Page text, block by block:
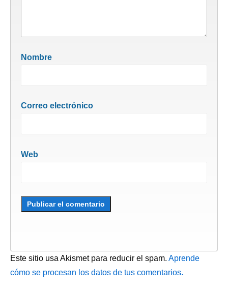
Nombre
Correo electrónico
Web
Este sitio usa Akismet para reducir el spam. Aprende
cómo se procesan los datos de tus comentarios.